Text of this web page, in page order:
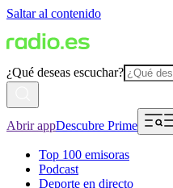
Saltar al contenido
¿Qué deseas escuchar?
Abrir appDescubre Prime
Top 100 emisoras
Podcast
Deporte en directo